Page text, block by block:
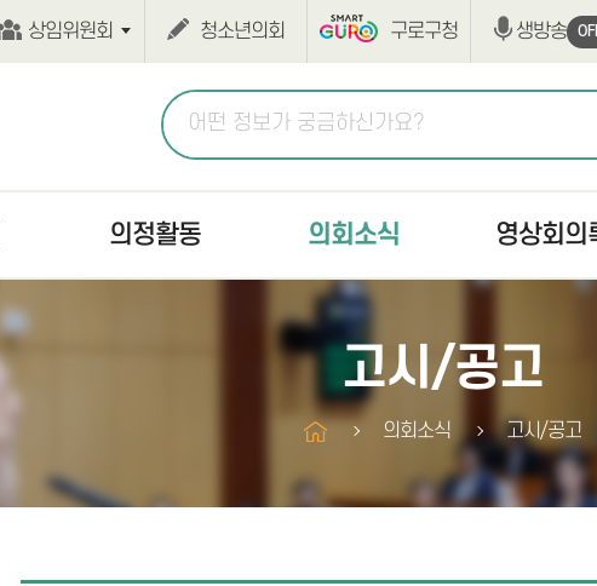
상임위원회 청소년의회 구로구청 생방송
의정활동
의회간행물
의회소식
공지사항
고시/공고
의사일정
조례·규칙입법예고
영상회의
본회의
상임위원회
구정질문
고시/공고
의회소식 고시/공고